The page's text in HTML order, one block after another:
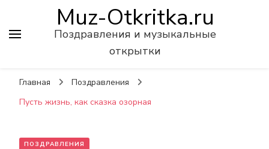
Muz-Otkritka.ru
Поздравления и музыкальные
открытки
Главная
Поздравления
Пусть жизнь, как сказка озорная
ПОЗДРАВЛЕНИЯ